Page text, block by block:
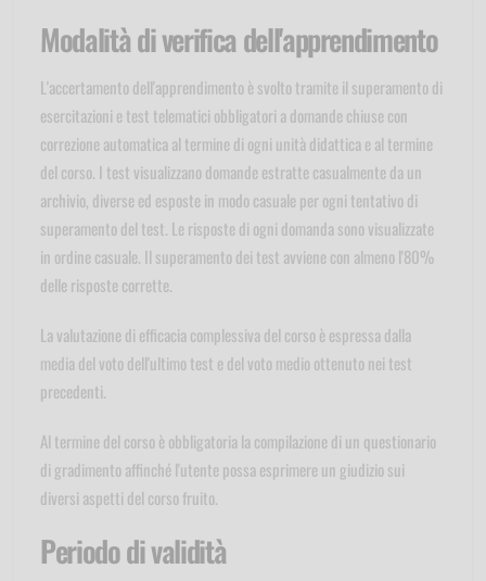
Modalità di verifica dell'apprendimento
L'accertamento dell'apprendimento è svolto tramite il superamento di
esercitazioni e test telematici obbligatori a domande chiuse con
correzione automatica al termine di ogni unità didattica e al termine
del corso. I test visualizzano domande estratte casualmente da un
archivio, diverse ed esposte in modo casuale per ogni tentativo di
superamento del test. Le risposte di ogni domanda sono visualizzate
in ordine casuale. Il superamento dei test avviene con almeno l'80%
delle risposte corrette.
La valutazione di efficacia complessiva del corso è espressa dalla
media del voto dell'ultimo test e del voto medio ottenuto nei test
precedenti.
Al termine del corso è obbligatoria la compilazione di un questionario
di gradimento affinché l'utente possa esprimere un giudizio sui
diversi aspetti del corso fruito.
Periodo di validità